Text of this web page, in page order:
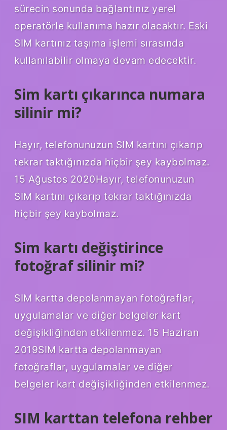
sürecin sonunda bağlantınız yerel
operatörle kullanıma hazır olacaktır. Eski
SIM kartınız taşıma işlemi sırasında
kullanılabilir olmaya devam edecektir.
Sim kartı çıkarınca numara
silinir mi?
Hayır, telefonunuzun SIM kartını çıkarıp
tekrar taktığınızda hiçbir şey kaybolmaz.
15 Ağustos 2020Hayır, telefonunuzun
SIM kartını çıkarıp tekrar taktığınızda
hiçbir şey kaybolmaz.
Sim kartı değiştirince
fotoğraf silinir mi?
SIM kartta depolanmayan fotoğraflar,
uygulamalar ve diğer belgeler kart
değişikliğinden etkilenmez. 15 Haziran
2019SIM kartta depolanmayan
fotoğraflar, uygulamalar ve diğer
belgeler kart değişikliğinden etkilenmez.
SIM karttan telefona rehber